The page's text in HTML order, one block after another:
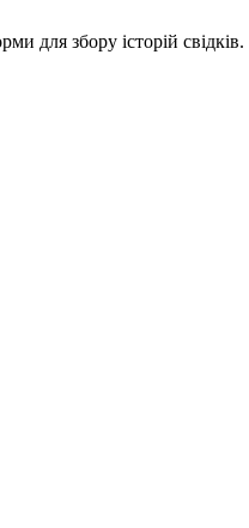
для збору історій свідків.